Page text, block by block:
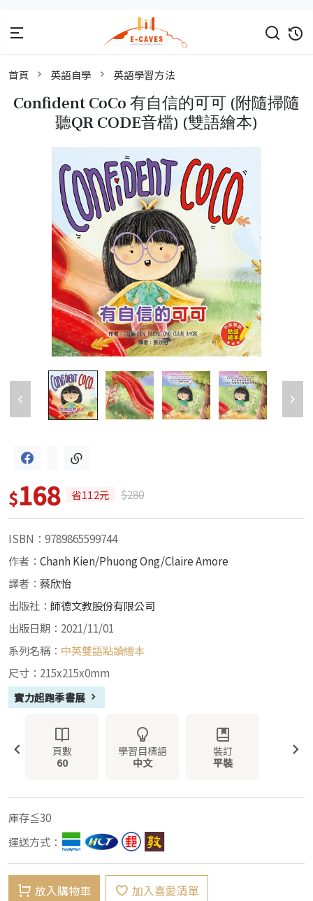
首頁 英語自學 英語學習方法
Confident CoCo 有自信的可可 (附隨掃隨
聽QR CODE音檔) (雙語繪本)
$168 省112元 $280
ISBN：9789865599744
作者： Chanh Kien/Phuong Ong/Claire Amore
譯者： 蔡欣怡
出版社： 師德文教股份有限公司
出版日期：2021/11/01
系列名稱： 中英雙語點讀繪本
尺寸：215x215x0mm
實力起跑季書展
頁數
60
學習目標語
中文
裝訂
平裝
庫存≦30
運送方式：
放入購物車 加入喜愛清單